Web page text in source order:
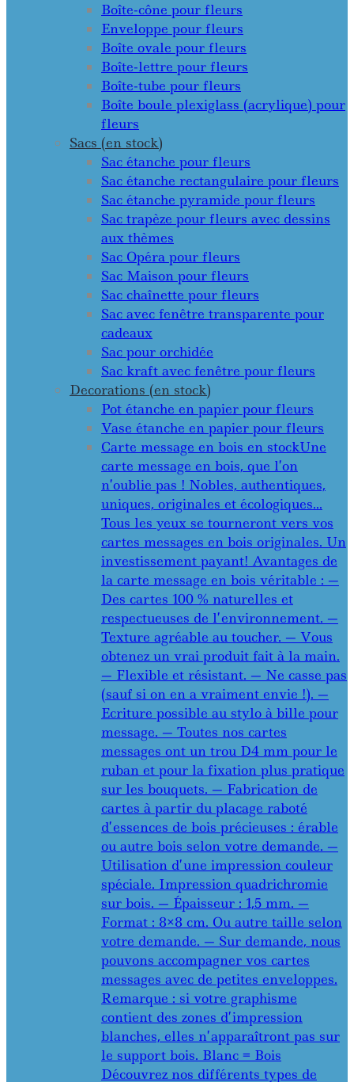
Boîte-cône pour fleurs
Enveloppe pour fleurs
Boîte ovale pour fleurs
Boîte-lettre pour fleurs
Boîte-tube pour fleurs
Boîte boule plexiglass (acrylique) pour
fleurs
Sacs (en stock)
Sac étanche pour fleurs
Sac étanche rectangulaire pour fleurs
Sac étanche pyramide pour fleurs
Sac trapèze pour fleurs avec dessins
aux thèmes
Sac Opéra pour fleurs
Sac Maison pour fleurs
Sac chaînette pour fleurs
Sac avec fenêtre transparente pour
cadeaux
Sac pour orchidée
Sac kraft avec fenêtre pour fleurs
Decorations (en stock)
Pot étanche en papier pour fleurs
Vase étanche en papier pour fleurs
Carte message en bois en stockUne
carte message en bois, que l’on
n’oublie pas ! Nobles, authentiques,
uniques, originales et écologiques…
Tous les yeux se tourneront vers vos
cartes messages en bois originales. Un
investissement payant! Avantages de
la carte message en bois véritable : —
Des cartes 100 % naturelles et
respectueuses de l’environnement. —
Texture agréable au toucher. — Vous
obtenez un vrai produit fait à la main.
— Flexible et résistant. — Ne casse pas
(sauf si on en a vraiment envie !). —
Ecriture possible au stylo à bille pour
message. — Toutes nos cartes
messages ont un trou D4 mm pour le
ruban et pour la fixation plus pratique
sur les bouquets. — Fabrication de
cartes à partir du placage raboté
d’essences de bois précieuses : érable
ou autre bois selon votre demande. —
Utilisation d’une impression couleur
spéciale. Impression quadrichromie
sur bois. — Épaisseur : 1,5 mm. —
Format : 8×8 cm. Ou autre taille selon
votre demande. — Sur demande, nous
pouvons accompagner vos cartes
messages avec de petites enveloppes.
Remarque : si votre graphisme
contient des zones d’impression
blanches, elles n’apparaîtront pas sur
le support bois. Blanc = Bois
Découvrez nos différents types de